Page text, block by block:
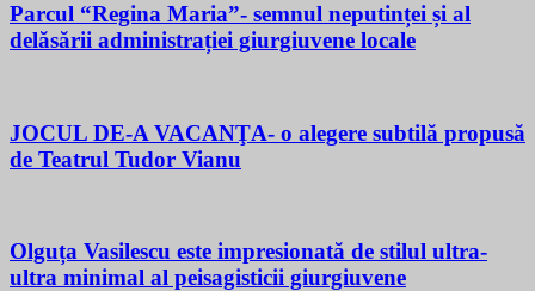
Parcul “Regina Maria”- semnul neputinței și al
delăsării administrației giurgiuvene locale
JOCUL DE-A VACANŢA- o alegere subtilă propusă
de Teatrul Tudor Vianu
Olguța Vasilescu este impresionată de stilul ultra-
ultra minimal al peisagisticii giurgiuvene